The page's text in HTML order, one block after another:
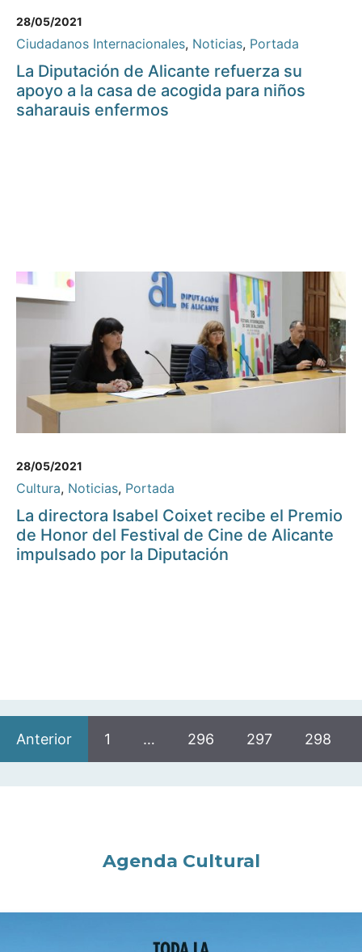
28/05/2021
Ciudadanos Internacionales, Noticias, Portada
La Diputación de Alicante refuerza su
apoyo a la casa de acogida para niños
saharauis enfermos
28/05/2021
Cultura, Noticias, Portada
La directora Isabel Coixet recibe el Premio
de Honor del Festival de Cine de Alicante
impulsado por la Diputación
Anterior 1 … 296 297 298
Agenda Cultural